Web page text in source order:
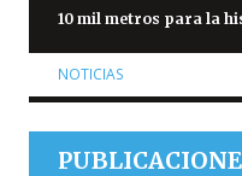
10 mil metros para la
NOTICIAS